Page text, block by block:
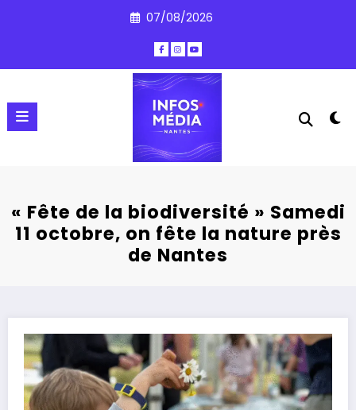
07/08/2026
« Fête de la biodiversité » Samedi
11 octobre, on fête la nature près
de Nantes